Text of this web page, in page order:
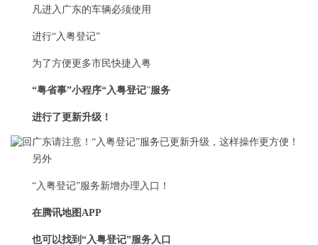
凡进入广东的车辆必须使用
进行“入粤登记”
为了方便更多市民快捷入粤
“粤省事”小程序“入粤登记”服务
进行了更新升级！
另外
“入粤登记”服务新增办理入口！
在腾讯地图APP
也可以找到“入粤登记”服务入口